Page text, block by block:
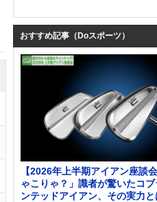
おすすめ記事（Doスポーツ）
【2026年上半期アイアン座談
ゃこりゃ？」識者が驚いたコブ
ンテッドアイアン、その実力と